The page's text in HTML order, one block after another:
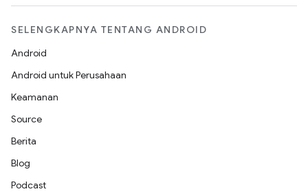
SELENGKAPNYA TENTANG ANDROID
Android
Android untuk Perusahaan
Keamanan
Source
Berita
Blog
Podcast